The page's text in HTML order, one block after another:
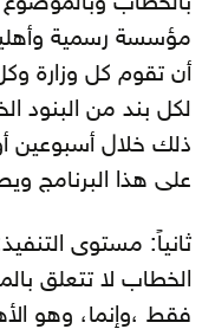
مؤسسة رسمية
أن تقوم كل وزارة
لكل بند من البنود
ذلك خلال أسبوعين أو
على هذا البرنامج
ثانياً: مستوى
الخطاب لا تتعلق
فقط ،وإنما، وهو